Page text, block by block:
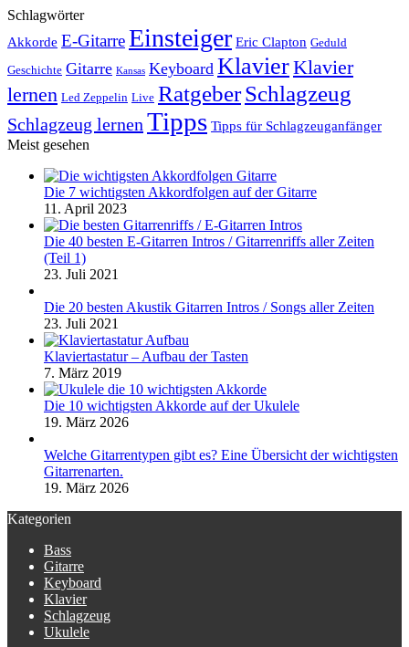
Schlagwörter
Akkorde E-GitarreEinsteiger Eric Clapton Geduld
Geschichte Gitarre Kansas Keyboard KlavierKlavier
lernen Led Zeppelin Live RatgeberSchlagzeug
Schlagzeug lernen Tipps Tipps für Schlagzeuganfänger
Meist gesehen
Die 7 wichtigsten Akkordfolgen auf der Gitarre
11. April 2023
Die 40 besten E-Gitarren Intros / Gitarrenriffs aller Zeiten
(Teil 1)
23. Juli 2021
Die 20 besten Akustik Gitarren Intros / Songs aller Zeiten
23. Juli 2021
Klaviertastatur – Aufbau der Tasten
7. März 2019
Die 10 wichtigsten Akkorde auf der Ukulele
19. März 2026
Welche Gitarrentypen gibt es? Eine Übersicht der wichtigsten
Gitarrenarten.
19. März 2026
Kategorien
Bass
Gitarre
Keyboard
Klavier
Schlagzeug
Ukulele